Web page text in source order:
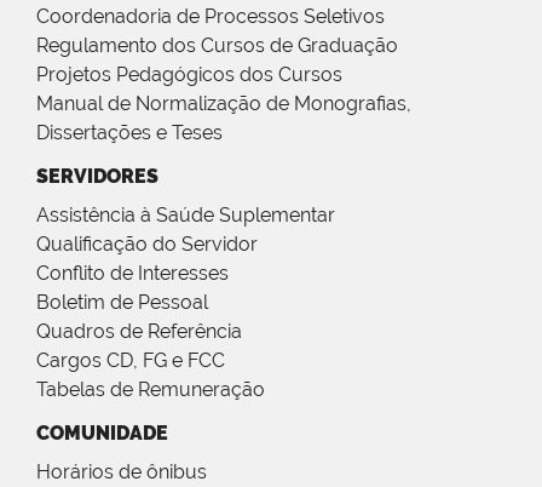
Coordenadoria de Processos Seletivos
Regulamento dos Cursos de Graduação
Projetos Pedagógicos dos Cursos
Manual de Normalização de Monografias,
Dissertações e Teses
SERVIDORES
Assistência à Saúde Suplementar
Qualificação do Servidor
Conflito de Interesses
Boletim de Pessoal
Quadros de Referência
Cargos CD, FG e FCC
Tabelas de Remuneração
COMUNIDADE
Horários de ônibus